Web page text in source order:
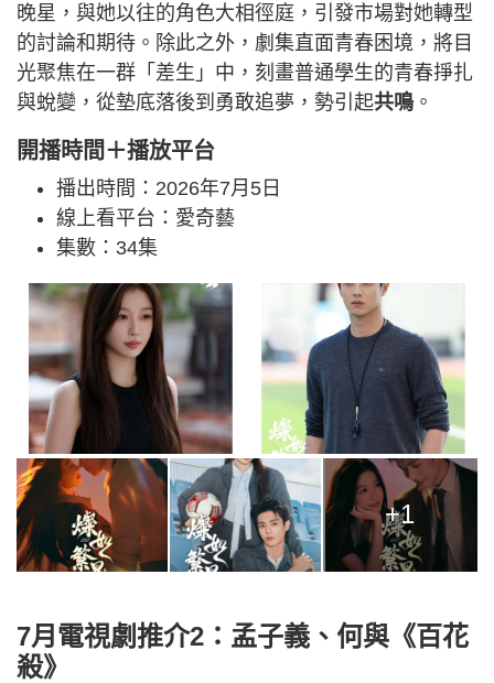
晚星，與她以往的角色大相徑庭，引發市場對她轉型
的討論和期待。除此之外，劇集直面青春困境，將目
光聚焦在一群「差生」中，刻畫普通學生的青春掙扎
與蛻變，從墊底落後到勇敢追夢，勢引起共鳴 。
開播時間＋播放平台
播出時間：2026年7月5日
線上看平台：愛奇藝
集數：34集
+1
7月電視劇推介2：孟子義、何與《百花
殺》